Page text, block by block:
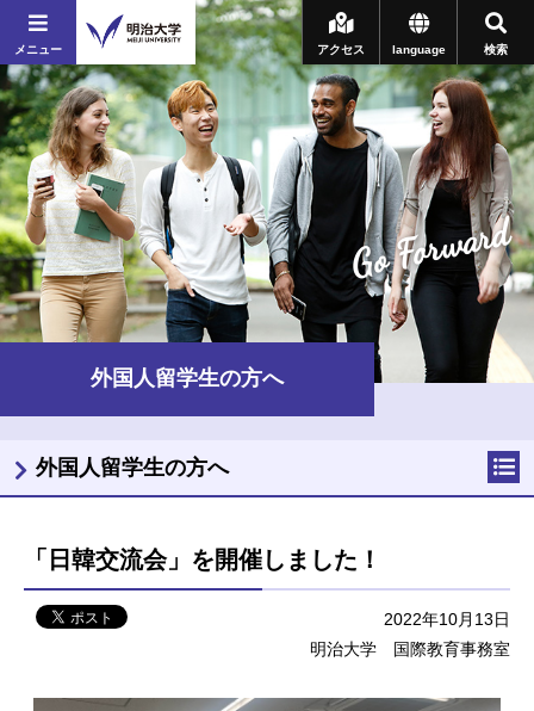
メニュー 検索
language
アクセス
Go Forward
外国人留学生の方へ
「日韓交流会」を開催しました！
2022年10月13日
明治大学 国際教育事務室
外国人留学生の方へ